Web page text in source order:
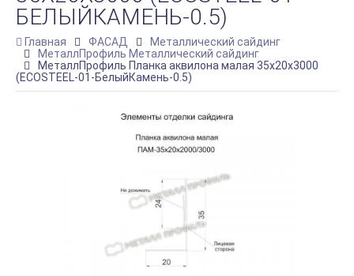
БЕЛЫЙКАМЕНЬ-0.5)
Главная ФАСАД
Металлический сайдинг
МеталлПрофиль Металлический сайдинг
МеталлПрофиль Планка аквилона малая 35х20х3000
(ECOSTEEL-01-БелыйКамень-0.5)